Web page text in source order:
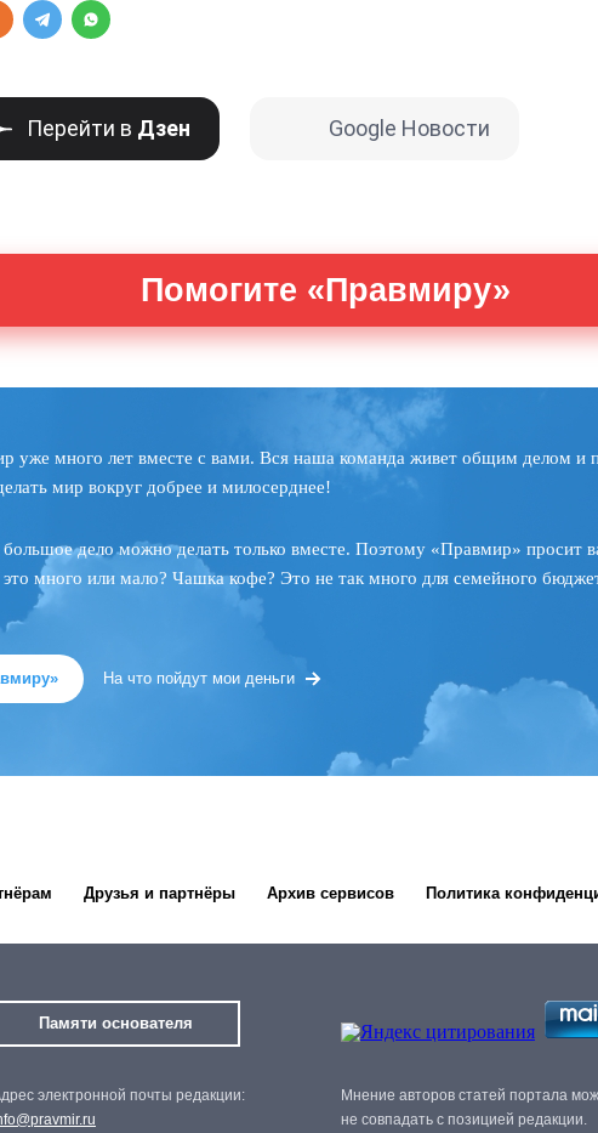
Перейти в Дзен Google Новости
Помогите «Правмиру»
уже много лет вместе с вами. Вся наша команда живет общим делом и
мир вокруг добрее и милосерднее!
большое дело можно делать только вместе. Поэтому «Правмир» просит
много или мало? Чашка кофе? Это не так много для семейного
На что пойдут мои деньги
Друзья и партнёры Архив сервисов Политика
Памяти основателя
электронной почты редакции:
Мнение авторов статей портала
не совпадать с позицией редакции.